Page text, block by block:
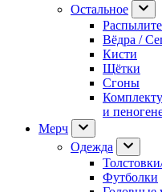
Остальное
Вёдра /
Кисти
Щётки
Сгоны
и
Мерч
Одежда
Футболки